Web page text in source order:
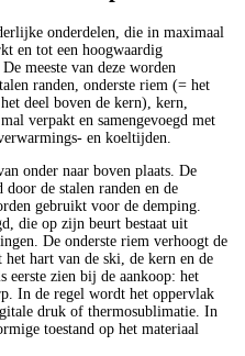
onderdelen, die in maximaal
en tot een hoogwaardig
meeste van deze worden
randen, onderste riem (= het
deel boven de kern), kern,
verpakt en samengevoegd met
en koeltijden.
onder naar boven plaats. De
de stalen randen en de
gebruikt voor de demping.
die op zijn beurt bestaat uit
De onderste riem verhoogt de
hart van de ski, de kern en de
eerste zien bij de aankoop: het
In de regel wordt het oppervlak
druk of thermosublimatie. In
toestand op het materiaal